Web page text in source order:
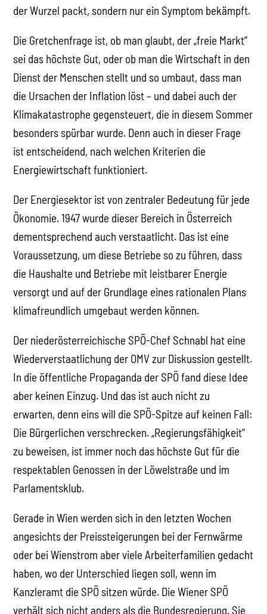
der Wurzel packt, sondern nur ein Symptom bekämpft.
Die Gretchenfrage ist, ob man glaubt, der „freie Markt“
sei das höchste Gut, oder ob man die Wirtschaft in den
Dienst der Menschen stellt und so umbaut, dass man
die Ursachen der Inflation löst – und dabei auch der
Klimakatastrophe gegensteuert, die in diesem Sommer
besonders spürbar wurde. Denn auch in dieser Frage
ist entscheidend, nach welchen Kriterien die
Energiewirtschaft funktioniert.
Der Energiesektor ist von zentraler Bedeutung für jede
Ökonomie. 1947 wurde dieser Bereich in Österreich
dementsprechend auch verstaatlicht. Das ist eine
Voraussetzung, um diese Betriebe so zu führen, dass
die Haushalte und Betriebe mit leistbarer Energie
versorgt und auf der Grundlage eines rationalen Plans
klimafreundlich umgebaut werden können.
Der niederösterreichische SPÖ-Chef Schnabl hat eine
Wiederverstaatlichung der OMV zur Diskussion gestellt.
In die öffentliche Propaganda der SPÖ fand diese Idee
aber keinen Einzug. Und das ist auch nicht zu
erwarten, denn eins will die SPÖ-Spitze auf keinen Fall:
Die Bürgerlichen verschrecken. „Regierungsfähigkeit“
zu beweisen, ist immer noch das höchste Gut für die
respektablen Genossen in der Löwelstraße und im
Parlamentsklub.
Gerade in Wien werden sich in den letzten Wochen
angesichts der Preissteigerungen bei der Fernwärme
oder bei Wienstrom aber viele Arbeiterfamilien gedacht
haben, wo der Unterschied liegen soll, wenn im
Kanzleramt die SPÖ sitzen würde. Die Wiener SPÖ
verhält sich nicht anders als die Bundesregierung. Sie